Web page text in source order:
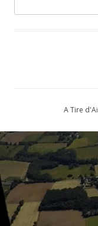
A Tire